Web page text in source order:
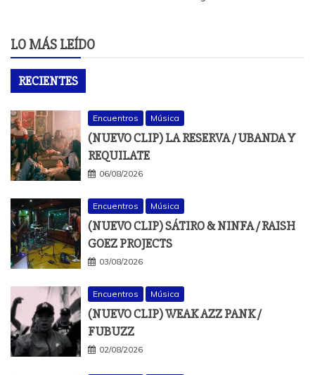
LO MÁS LEÍDO
RECIENTES
Encuentros Música
(NUEVO CLIP) LA RESERVA / UBANDA Y
REQUILATE
06/08/2026
Encuentros Música
(NUEVO CLIP) SÁTIRO & NINFA / RAISH
GOEZ PROJECTS
03/08/2026
Encuentros Música
(NUEVO CLIP) WEAK AZZ PANK /
FUBUZZ
02/08/2026